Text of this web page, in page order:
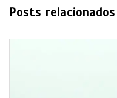
Posts relacionados